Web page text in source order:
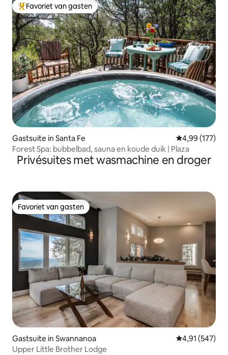
Topfavoriet van gasten
Favoriet van gasten
Gastsuite in Santa Fe Gemiddelde
4,99 (177)
Forest Spa: bubbelbad, sauna en koude duik | Plaza
Privésuites met wasmachine en droger
Favoriet van gasten
Favoriet van gasten
Gastsuite in Swannanoa Gemiddelde
4,91 (547)
Upper Little Brother Lodge